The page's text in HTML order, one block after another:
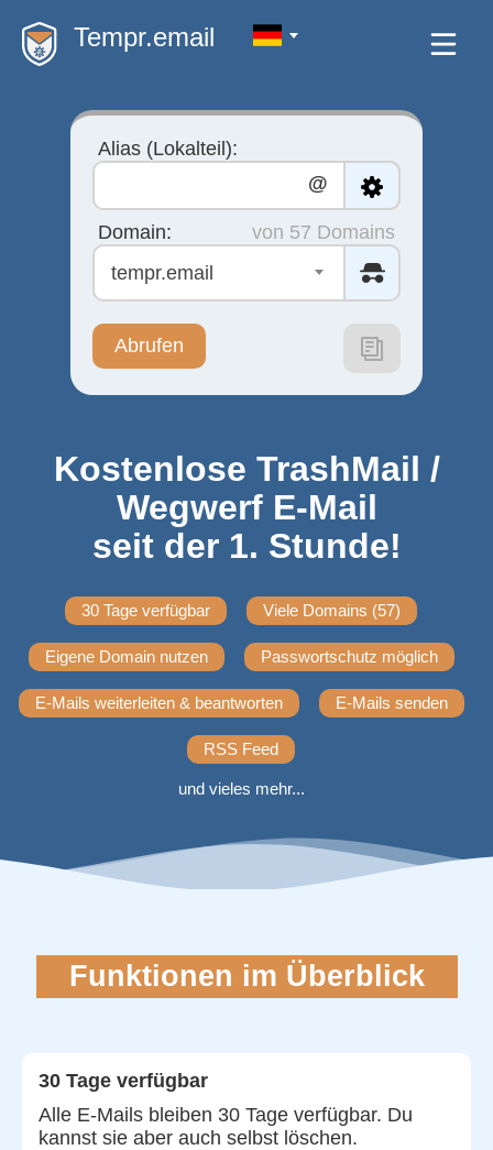
Tempr.email
Kostenlose TrashMail /
Wegwerf E-Mail
seit der 1. Stunde!
30 Tage verfügbar Viele Domains (57)
Eigene Domain nutzen Passwortschutz möglich
E-Mails weiterleiten & beantworten E-Mails senden
RSS Feed
und vieles mehr...
Alias (Lokalteil):
@
Domain:
von 57 Domains
tempr.email
Abrufen
Funktionen im Überblick
30 Tage verfügbar
Alle E-Mails bleiben 30 Tage verfügbar. Du
kannst sie aber auch selbst löschen.